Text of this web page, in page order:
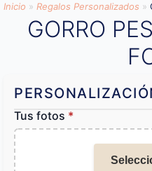
Inicio » Regalos Personalizados »
GORRO
Tus fotos *